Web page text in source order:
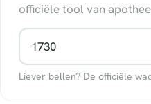
officiële tool van
Liever bellen? De officiële